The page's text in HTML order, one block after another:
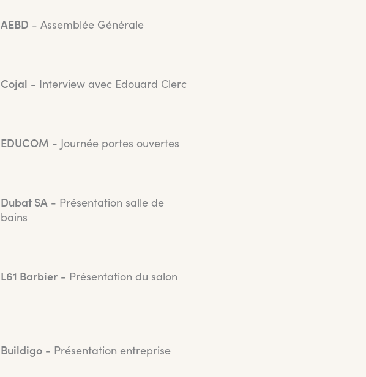
AEBD - Assemblée Générale
Cojal - Interview avec Edouard Clerc
EDUCOM - Journée portes ouvertes
Dubat SA - Présentation salle de
bains
L61 Barbier- Présentation du salon
Buildigo- Présentation entreprise